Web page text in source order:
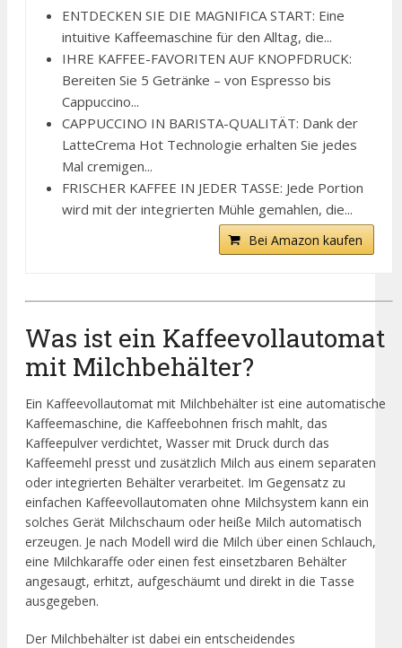
ENTDECKEN SIE DIE MAGNIFICA START: Eine
intuitive Kaffeemaschine für den Alltag, die...
IHRE KAFFEE-FAVORITEN AUF KNOPFDRUCK:
Bereiten Sie 5 Getränke – von Espresso bis
Cappuccino...
CAPPUCCINO IN BARISTA-QUALITÄT: Dank der
LatteCrema Hot Technologie erhalten Sie jedes
Mal cremigen...
FRISCHER KAFFEE IN JEDER TASSE: Jede Portion
wird mit der integrierten Mühle gemahlen, die...
Bei Amazon kaufen
Was ist ein Kaffeevollautomat
mit Milchbehälter?
Ein Kaffeevollautomat mit Milchbehälter ist eine automatische
Kaffeemaschine, die Kaffeebohnen frisch mahlt, das
Kaffeepulver verdichtet, Wasser mit Druck durch das
Kaffeemehl presst und zusätzlich Milch aus einem separaten
oder integrierten Behälter verarbeitet. Im Gegensatz zu
einfachen Kaffeevollautomaten ohne Milchsystem kann ein
solches Gerät Milchschaum oder heiße Milch automatisch
erzeugen. Je nach Modell wird die Milch über einen Schlauch,
eine Milchkaraffe oder einen fest einsetzbaren Behälter
angesaugt, erhitzt, aufgeschäumt und direkt in die Tasse
ausgegeben.
Der Milchbehälter ist dabei ein entscheidendes